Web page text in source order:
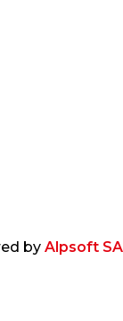
by Alpsoft SA